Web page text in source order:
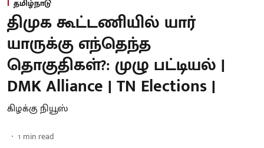
தமிழ்நாடு
திமுக கூட்டணியில் யார்
யாருக்கு எந்தெந்த
தொகுதிகள்?: முழு பட்டியல் |
DMK Alliance | TN Elections |
கிழக்கு நியூஸ்
1 min read